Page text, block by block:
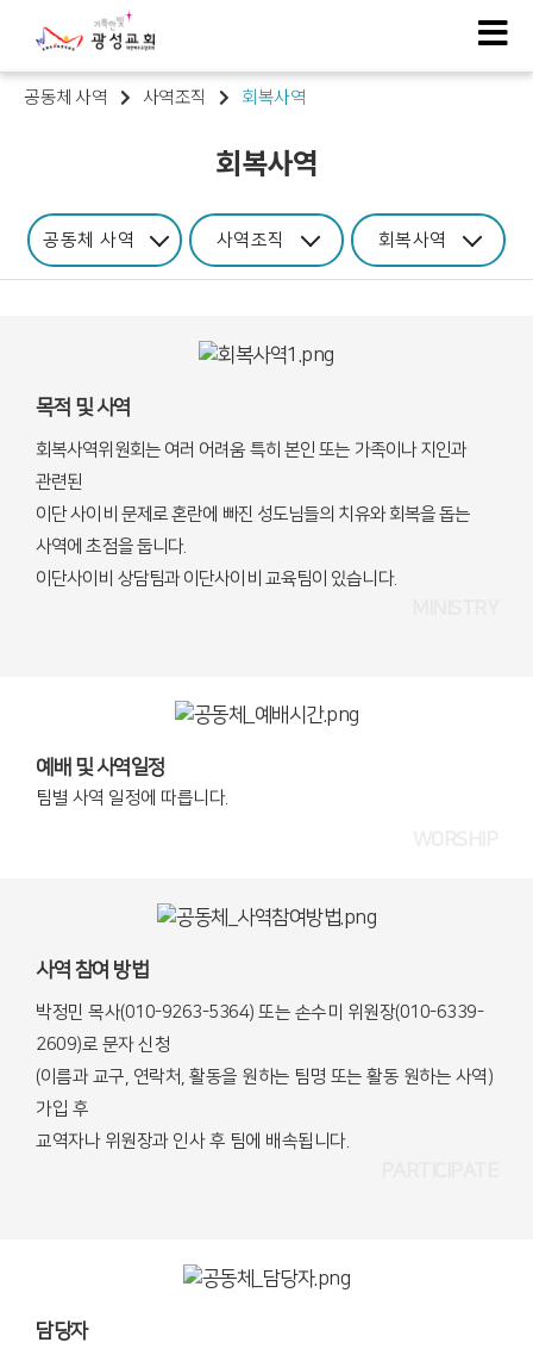
공동체 사역 사역조직 회복사역
회복사역
공동체 사역 사역조직 회복사역
목적 및 사역
회복사역위원회는 여러 어려움 특히 본인 또는 가족이나 지인과
관련된
이단 사이비 문제로 혼란에 빠진 성도님들의 치유와 회복을 돕는
사역에 초점을 둡니다.
이단사이비 상담팀과 이단사이비 교육팀이 있습니다.
예배 및 사역일정
팀별 사역 일정에 따릅니다.
사역 참여 방법
박정민 목사(010-9263-5364) 또는 손수미 위원장(010-6339-
2609)로 문자 신청
(이름과 교구, 연락처, 활동을 원하는 팀명 또는 활동 원하는 사역)
가입 후
교역자나 위원장과 인사 후 팀에 배속됩니다.
담당자